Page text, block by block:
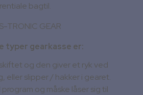
bagtil.
TRONIC GEAR
typer gearkasse er:
og den giver et ryk ved
eller slipper / hakker i gearet.
og måske låser sig til